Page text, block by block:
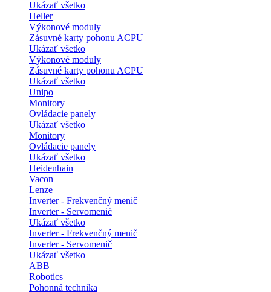
Ukázať všetko
Heller
Výkonové moduly
Zásuvné karty pohonu ACPU
Ukázať všetko
Výkonové moduly
Zásuvné karty pohonu ACPU
Ukázať všetko
Unipo
Monitory
Ovládacie panely
Ukázať všetko
Monitory
Ovládacie panely
Ukázať všetko
Heidenhain
Vacon
Lenze
Inverter - Frekvenčný menič
Inverter - Servomenič
Ukázať všetko
Inverter - Frekvenčný menič
Inverter - Servomenič
Ukázať všetko
ABB
Robotics
Pohonná technika